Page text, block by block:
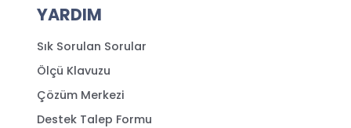
YARDIM
Sık Sorulan Sorular
Ölçü Klavuzu
Çözüm Merkezi
Destek Talep Formu